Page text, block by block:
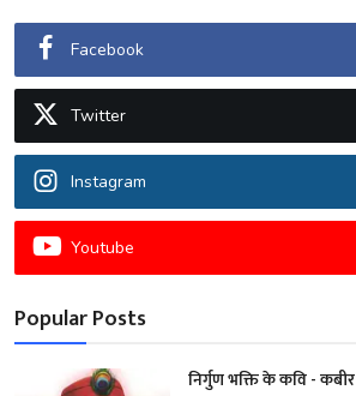
सिनेमा
शायरी
ग़ज़ल
Facebook
Twitter
Instagram
Youtube
Popular Posts
निर्गुण भक्ति के कवि - कबीर